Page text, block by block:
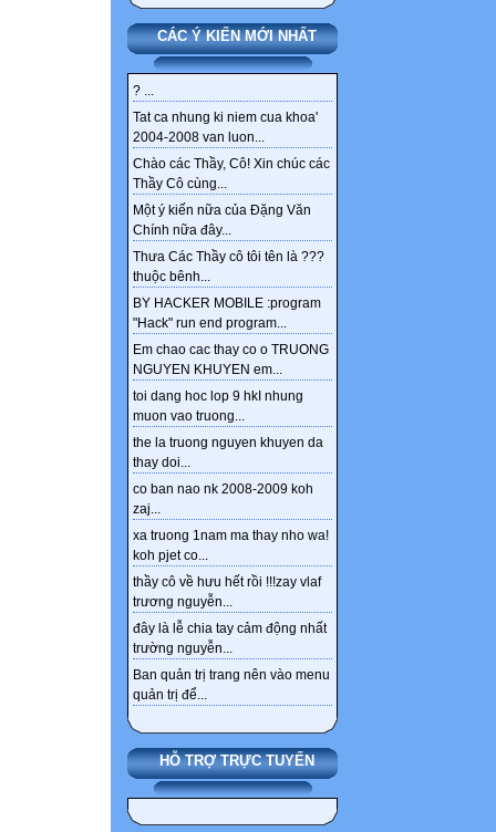
CÁC Ý KIẾN MỚI NHẤT
? ...
Tat ca nhung ki niem cua khoa'
2004-2008 van luon...
Chào các Thầy, Cô! Xin chúc các
Thầy Cô cùng...
Một ý kiến nữa của Đặng Văn
Chính nữa đây...
Thưa Các Thầy cô tôi tên là ???
thuộc bênh...
BY HACKER MOBILE :program
"Hack" run end program...
Em chao cac thay co o TRUONG
NGUYEN KHUYEN em...
toi dang hoc lop 9 hkI nhung
muon vao truong...
the la truong nguyen khuyen da
thay doi...
co ban nao nk 2008-2009 koh
zaj...
xa truong 1nam ma thay nho wa!
koh pjet co...
thầy cô về hưu hết rồi !!!zay vlaf
trương nguyễn...
đây là lễ chia tay cảm động nhất
trường nguyễn...
Ban quản trị trang nên vào menu
quản trị để...
HỖ TRỢ TRỰC TUYẾN